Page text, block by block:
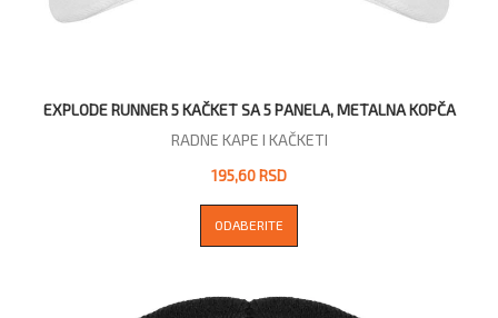
EXPLODE RUNNER 5 KAČKET SA 5 PANELA, METALNA KOPČA
RADNE KAPE I KAČKETI
195,60 RSD
ODABERITE